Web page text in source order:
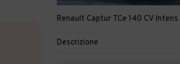
Renault Captur TCe 140 CV Intens
Descrizione